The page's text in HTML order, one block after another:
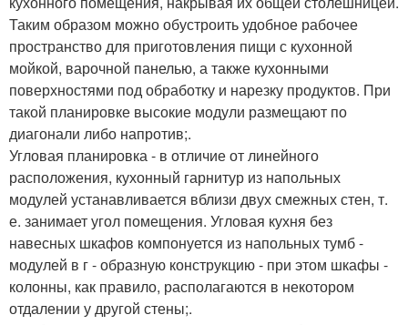
Таким образом можно обустроить удобное рабочее
пространство для приготовления пищи с кухонной
мойкой, варочной панелью, а также кухонными
поверхностями под обработку и нарезку продуктов. При
такой планировке высокие модули размещают по
диагонали либо напротив;.
Угловая планировка - в отличие от линейного
расположения, кухонный гарнитур из напольных
модулей устанавливается вблизи двух смежных стен, т.
е. занимает угол помещения. Угловая кухня без
навесных шкафов компонуется из напольных тумб -
модулей в г - образную конструкцию - при этом шкафы -
колонны, как правило, располагаются в некотором
отдалении у другой стены;.